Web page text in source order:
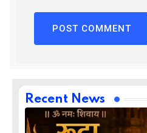
Recent News